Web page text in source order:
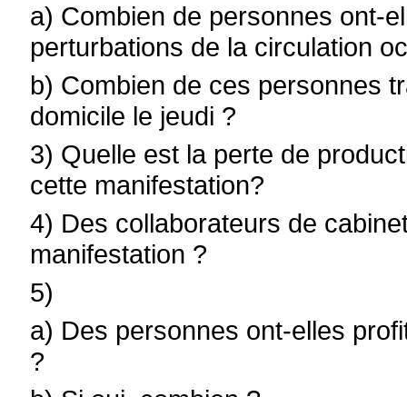
a) Combien de personnes ont-
perturbations de la circulation
b) Combien de ces personnes
domicile le jeudi ?
3) Quelle est la perte de
cette manifestation?
4) Des collaborateurs de
manifestation ?
5)
a) Des personnes ont-elles
?